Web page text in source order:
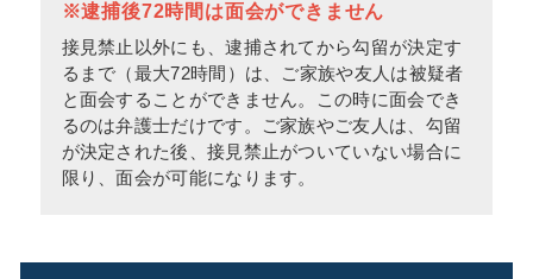
※逮捕後72時間は面会ができません
接見禁止以外にも、逮捕されてから勾留が決定す
るまで（最大72時間）は、ご家族や友人は被疑者
と面会することができません。この時に面会でき
るのは弁護士だけです。ご家族やご友人は、勾留
が決定された後、接見禁止がついていない場合に
限り、面会が可能になります。